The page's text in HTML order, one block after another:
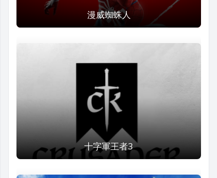
漫威蜘蛛人
十字軍王者3